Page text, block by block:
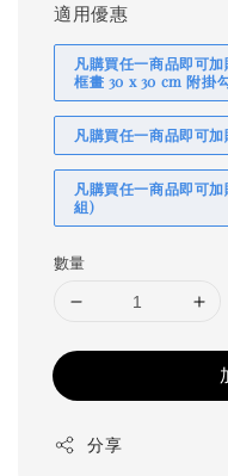
適用優惠
凡購買任一商品即可
框畫 30 x 30 cm 附掛
凡購買任一商品即可
凡購買任一商品即可
組)
數量
分享